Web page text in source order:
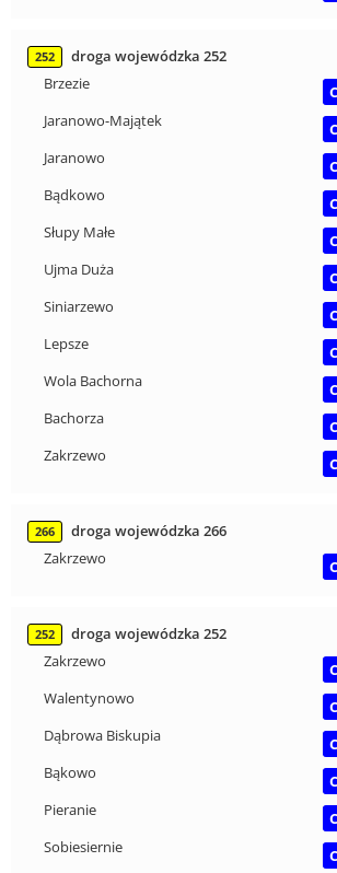
252
droga wojewódzka 252
Brzezie
C
Jaranowo-Majątek
C
Jaranowo
C
Bądkowo
C
Słupy Małe
C
Ujma Duża
C
Siniarzewo
C
Lepsze
C
Wola Bachorna
C
Bachorza
C
Zakrzewo
C
266
droga wojewódzka 266
Zakrzewo
C
252
droga wojewódzka 252
Zakrzewo
C
Walentynowo
C
Dąbrowa Biskupia
C
Bąkowo
C
Pieranie
C
Sobiesiernie
C